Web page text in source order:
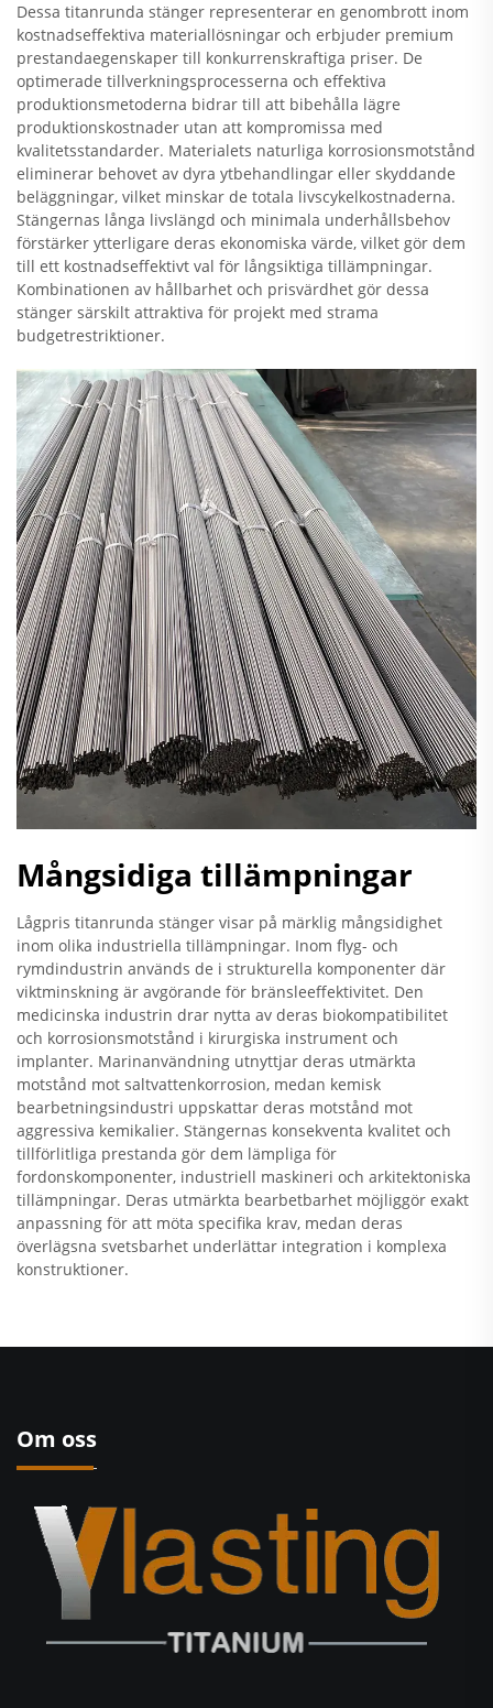
Dessa titanrunda stänger representerar en genombrott inom
kostnadseffektiva materiallösningar och erbjuder premium
prestandaegenskaper till konkurrenskraftiga priser. De
optimerade tillverkningsprocesserna och effektiva
produktionsmetoderna bidrar till att bibehålla lägre
produktionskostnader utan att kompromissa med
kvalitetsstandarder. Materialets naturliga korrosionsmotstånd
eliminerar behovet av dyra ytbehandlingar eller skyddande
beläggningar, vilket minskar de totala livscykelkostnaderna.
Stängernas långa livslängd och minimala underhållsbehov
förstärker ytterligare deras ekonomiska värde, vilket gör dem
till ett kostnadseffektivt val för långsiktiga tillämpningar.
Kombinationen av hållbarhet och prisvärdhet gör dessa
stänger särskilt attraktiva för projekt med strama
budgetrestriktioner.
Mångsidiga tillämpningar
Lågpris titanrunda stänger visar på märklig mångsidighet
inom olika industriella tillämpningar. Inom flyg- och
rymdindustrin används de i strukturella komponenter där
viktminskning är avgörande för bränsleeffektivitet. Den
medicinska industrin drar nytta av deras biokompatibilitet
och korrosionsmotstånd i kirurgiska instrument och
implanter. Marinanvändning utnyttjar deras utmärkta
motstånd mot saltvattenkorrosion, medan kemisk
bearbetningsindustri uppskattar deras motstånd mot
aggressiva kemikalier. Stängernas konsekventa kvalitet och
tillförlitliga prestanda gör dem lämpliga för
fordonskomponenter, industriell maskineri och arkitektoniska
tillämpningar. Deras utmärkta bearbetbarhet möjliggör exakt
anpassning för att möta specifika krav, medan deras
överlägsna svetsbarhet underlättar integration i komplexa
konstruktioner.
Om oss